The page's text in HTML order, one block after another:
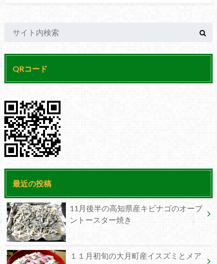
QRコード
最近の投稿
11月後半の高知県産キビナゴのオーブ
ントースター焼き
１１月初旬の大月町産イスズミとメア